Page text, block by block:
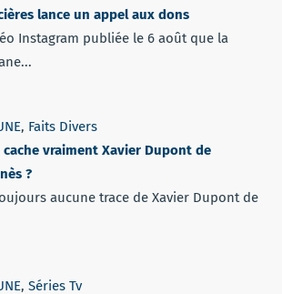
lance un appel aux dons
Instagram publiée le 6 août que la
, Faits Divers
cache vraiment Xavier Dupont de
?
aucune trace de Xavier Dupont de
, Séries Tv